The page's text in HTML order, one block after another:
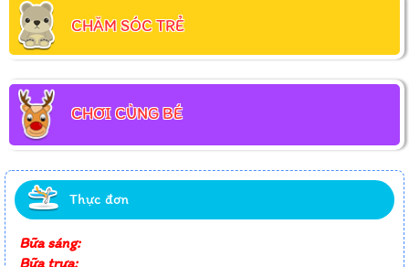
CHĂM SÓC TRẺ
CHƠI CÙNG BÉ
Thực đơn
Bữa sáng:
Bữa trưa: